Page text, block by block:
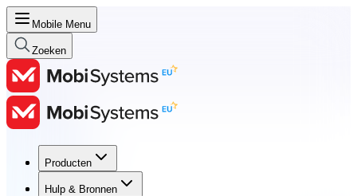
Mobile Menu
Zoeken
Producten
Hulp & Bronnen
Producten
Hulp & Bronnen